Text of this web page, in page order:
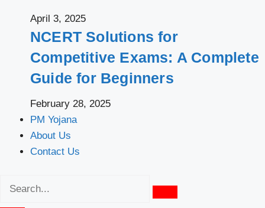
April 3, 2025
NCERT Solutions for
Competitive Exams: A Complete
Guide for Beginners
February 28, 2025
PM Yojana
About Us
Contact Us